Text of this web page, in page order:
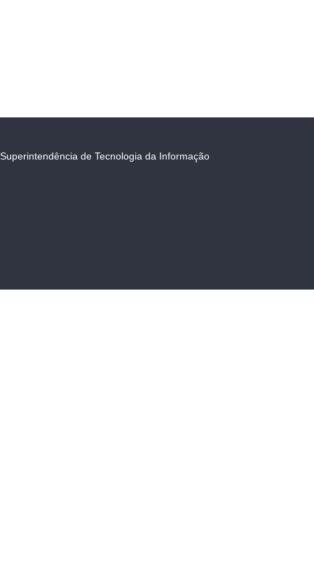
Superintendência de Tecnologia da Informação